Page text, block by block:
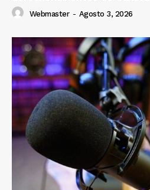
Webmaster - Agosto 3, 2026